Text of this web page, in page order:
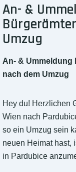
An- &
Umzug
An- & Ummeldung
nach dem Umzug
Hey du! Herzlichen
Wien nach
so ein Umzug sein
neuen Heimat hast,
in Pardubice